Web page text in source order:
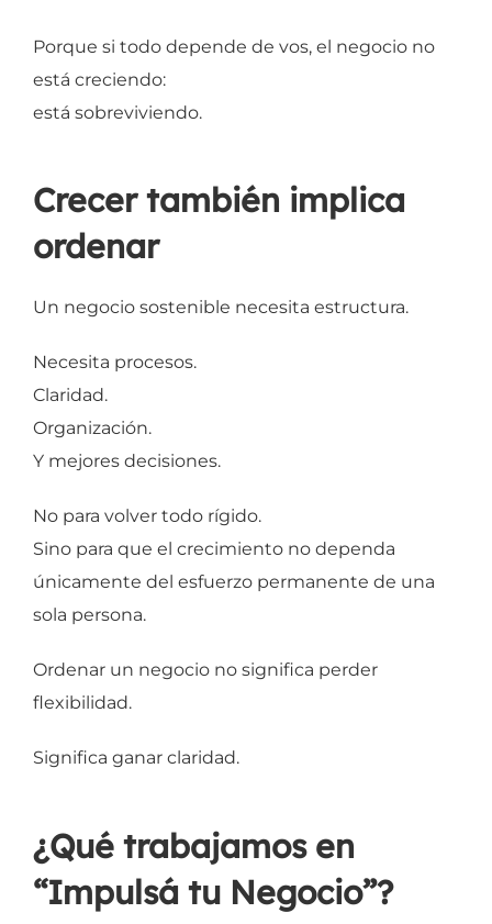
Porque si todo depende de vos, el negocio no
está creciendo:
está sobreviviendo.
Crecer también implica
ordenar
Un negocio sostenible necesita estructura.
Necesita procesos.
Claridad.
Organización.
Y mejores decisiones.
No para volver todo rígido.
Sino para que el crecimiento no dependa
únicamente del esfuerzo permanente de una
sola persona.
Ordenar un negocio no significa perder
flexibilidad.
Significa ganar claridad.
¿Qué trabajamos en
“Impulsá tu Negocio”?